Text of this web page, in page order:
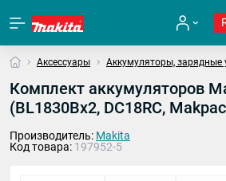
Аксессуары Аккумуляторы, зарядные
Комплект аккумуляторов
(BL1830Bx2, DC18RC,
Производитель: Makita
Код товара: 197952-5